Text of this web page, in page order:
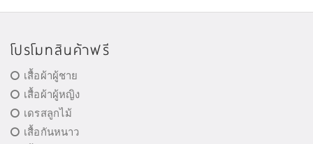
โปรโมทสินค้าฟรี
เสื้อผ้าผู้ชาย
เสื้อผ้าผู้หญิง
เดรสลูกไม้
เสื้อกันหนาว